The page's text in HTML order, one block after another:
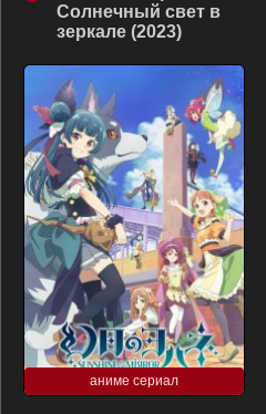
Солнечный свет в
зеркале (2023)
аниме сериал